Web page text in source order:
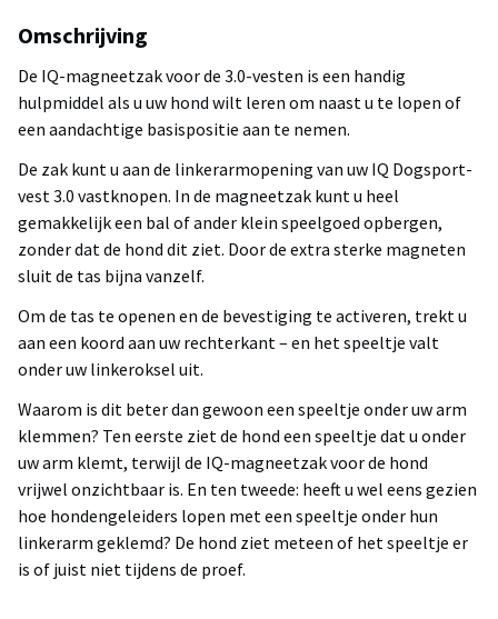
Omschrijving
De IQ-magneetzak voor de 3.0-vesten is een handig
hulpmiddel als u uw hond wilt leren om naast u te lopen of
een aandachtige basispositie aan te nemen.
De zak kunt u aan de linkerarmopening van uw IQ Dogsport-
vest 3.0 vastknopen. In de magneetzak kunt u heel
gemakkelijk een bal of ander klein speelgoed opbergen,
zonder dat de hond dit ziet. Door de extra sterke magneten
sluit de tas bijna vanzelf.
Om de tas te openen en de bevestiging te activeren, trekt u
aan een koord aan uw rechterkant – en het speeltje valt
onder uw linkeroksel uit.
Waarom is dit beter dan gewoon een speeltje onder uw arm
klemmen? Ten eerste ziet de hond een speeltje dat u onder
uw arm klemt, terwijl de IQ-magneetzak voor de hond
vrijwel onzichtbaar is. En ten tweede: heeft u wel eens gezien
hoe hondengeleiders lopen met een speeltje onder hun
linkerarm geklemd? De hond ziet meteen of het speeltje er
is of juist niet tijdens de proef.